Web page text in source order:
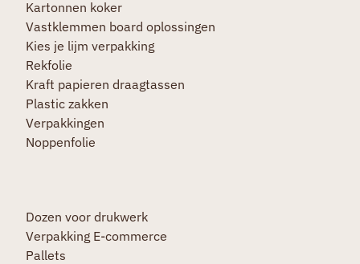
Kartonnen koker
Vastklemmen board oplossingen
Kies je lijm verpakking
Rekfolie
Kraft papieren draagtassen
Plastic zakken
Verpakkingen
Noppenfolie
Dozen voor drukwerk
Verpakking E-commerce
Pallets